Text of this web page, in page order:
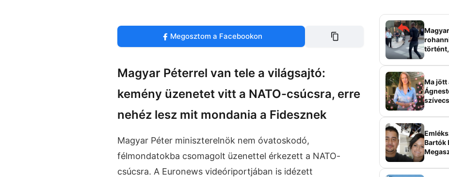
Megosztom a Facebookon
Magyar Péterrel van tele a világsajtó:
kemény üzenetet vitt a NATO-csúcsra, erre
nehéz lesz mit mondania a Fidesznek
Magyar Péter miniszterelnök nem óvatoskodó,
félmondatokba csomagolt üzenettel érkezett a NATO-
csúcsra. A Euronews videóriportjában is idézett
Ma jött
Bartók